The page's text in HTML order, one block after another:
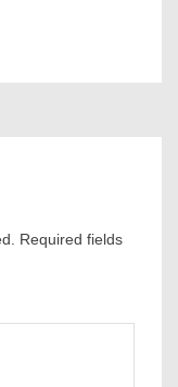
Required fields